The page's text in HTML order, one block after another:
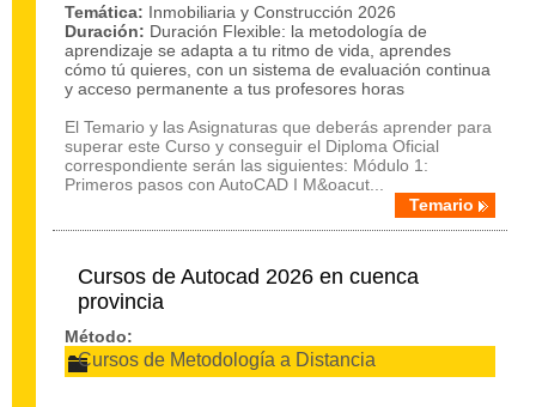
Temática: Inmobiliaria y Construcción 2026
Duración: Duración Flexible: la metodología de
aprendizaje se adapta a tu ritmo de vida, aprendes
cómo tú quieres, con un sistema de evaluación continua
y acceso permanente a tus profesores horas
El Temario y las Asignaturas que deberás aprender para
superar este Curso y conseguir el Diploma Oficial
correspondiente serán las siguientes: Módulo 1:
Primeros pasos con AutoCAD I M&oacut...
Temario
Cursos de Autocad 2026 en cuenca
provincia
Método:
Cursos de Metodología a Distancia